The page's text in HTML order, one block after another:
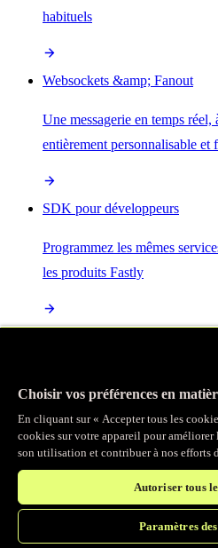
habituels
Websockets &amp; Fanout
Une messagerie en temps réel,
entièrement personnalisable et
SDK pour développeurs
Programmez les mêmes
les produits Fastly
sur des normes ouvertes et
produits Fastly
Accélérez vos charges de
Choisir vos préférences en
En cliquant sur « Accepter tous les
cookies sur votre appareil pour
son utilisation et contribuer à nos efforts
Autoriser tous
Paramètres